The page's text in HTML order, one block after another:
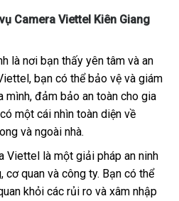
Camera Viettel Kiên Giang
là nơi bạn thấy yên tâm và an
bạn có thể bảo vệ và giám
mình, đảm bảo an toàn cho gia
một cái nhìn toàn diện về
và ngoài nhà.
Viettel là một giải pháp an ninh
cơ quan và công ty. Bạn có thể
khỏi các rủi ro và xâm nhập